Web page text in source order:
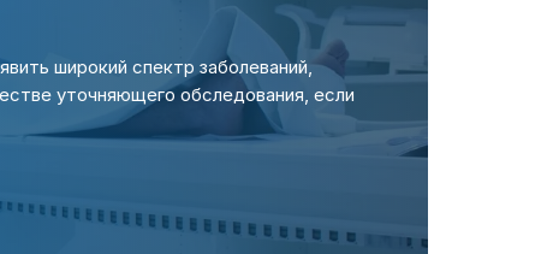
широкий спектр заболеваний,
уточняющего обследования, если